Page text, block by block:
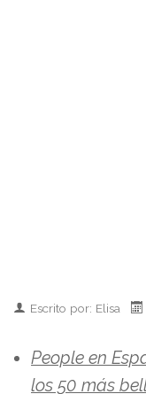
Escrito por: Elisa
People en
los 50 más